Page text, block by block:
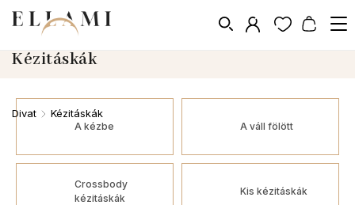
Divat / Kézitáskák
Kézitáskák
A kézbe A váll fölött
Crossbody
kézitáskák
Kis kézitáskák